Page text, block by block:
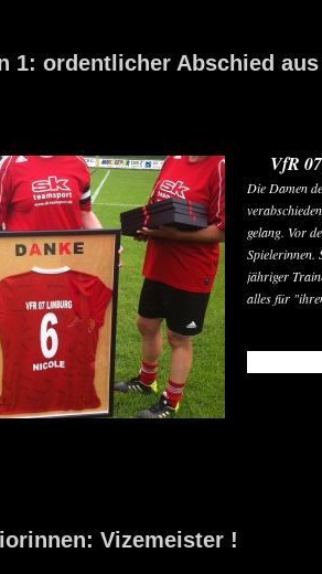
1: ordentlicher Abschied
VfR
Die Damen
gelang. Vor
Spielerinnen.
jähriger
alles für
Vizemeister !